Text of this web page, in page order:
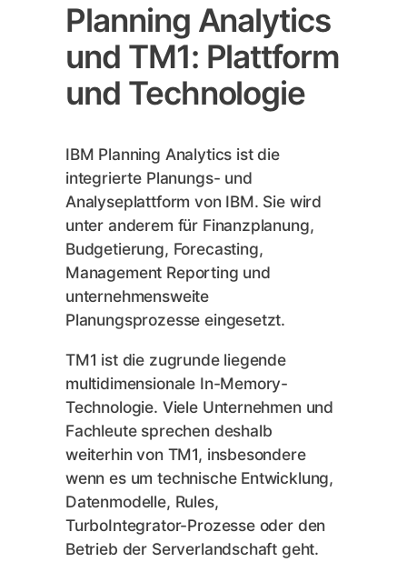
Planning Analytics
und TM1: Plattform
und Technologie
IBM Planning Analytics ist die
integrierte Planungs- und
Analyseplattform von IBM. Sie wird
unter anderem für Finanzplanung,
Budgetierung, Forecasting,
Management Reporting und
unternehmensweite
Planungsprozesse eingesetzt.
TM1 ist die zugrunde liegende
multidimensionale In-Memory-
Technologie. Viele Unternehmen und
Fachleute sprechen deshalb
weiterhin von TM1, insbesondere
wenn es um technische Entwicklung,
Datenmodelle, Rules,
TurboIntegrator-Prozesse oder den
Betrieb der Serverlandschaft geht.